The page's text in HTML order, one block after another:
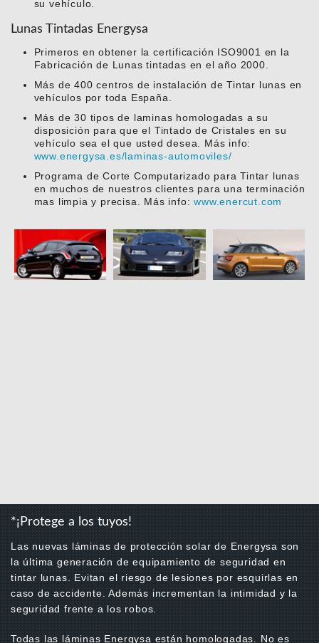
su vehículo.
Lunas Tintadas Energysa
Primeros en obtener la certificación ISO9001 en la
Fabricación de Lunas tintadas en el año 2000.
Más de 400 centros de instalación de Tintar lunas en
vehículos por toda España.
Más de 30 tipos de laminas homologadas a su
disposición para que el Tintado de Cristales en su
vehículo sea el que usted desea. Más info:
www.energysa.es/laminas-automoviles/
Programa de Corte Computarizado para Tintar lunas
en muchos de nuestros clientes para una terminación
mas limpia y precisa. Más info:www.enercut.com
*¡Protege a los tuyos!
Las nuevas láminas de protección solar de Energysa son
la última generación de equipamiento de seguridad en
tintar lunas. Evitan el riesgo de lesiones por esquirlas en
caso de accidente. Además incrementan la intimidad y la
seguridad frente a los robos.
Todas las láminas Energysa están homologadas. No es